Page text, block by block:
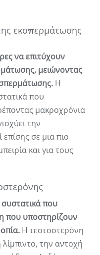
εκσπερμάτωσης
να επιτύχουν
μειώνοντας
Η
που
μακροχρόνια
την
σε μια πιο
και για τους
συστατικά που
που υποστηρίζουν
Η τεστοστερόνη
την αντοχή